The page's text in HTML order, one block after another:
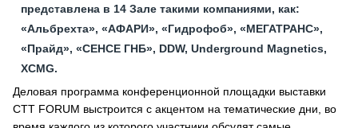
представлена в 14 Зале такими компаниями, как:
«Альбрехта», «АФАРИ», «Гидрофоб», «МЕГАТРАНС»,
«Прайд», «СЕНСЕ ГНБ», DDW, Underground Magnetics,
XCMG.
Деловая программа конференционной площадки выставки
CTT FORUM выстроится с акцентом на тематические дни, во